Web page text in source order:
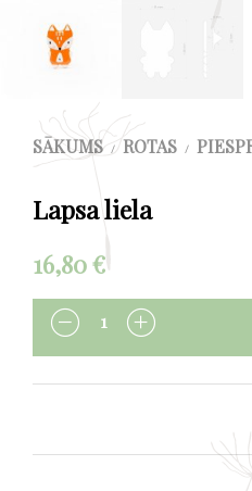
SĀKUMS / ROTAS /
Lapsa liela
16,80€
DAUDZUMS